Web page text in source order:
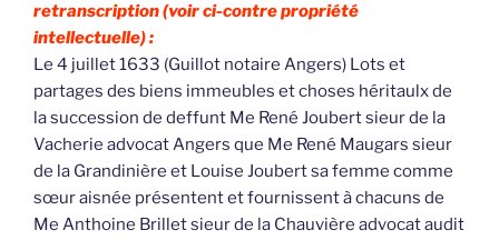
retranscription (voir ci-contre propriété
intellectuelle) :
Le 4 juillet 1633 (Guillot notaire Angers) Lots et
partages des biens immeubles et choses héritaulx de
la succession de deffunt Me René Joubert sieur de la
Vacherie advocat Angers que Me René Maugars sieur
de la Grandinière et Louise Joubert sa femme comme
sœur aisnée présentent et fournissent à chacuns de
Me Anthoine Brillet sieur de la Chauvière advocat audit